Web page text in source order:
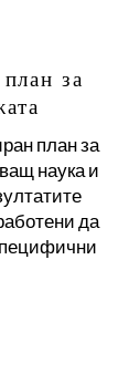
за
план за
наука и
да